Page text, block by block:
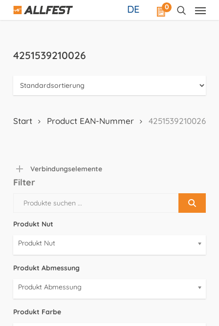
Skip
0
DE
4251539210026
Start Product EAN-Nummer 4251539210026
Verbindungselemente
Filter
Produkt Nut
Produkt Nut
Produkt Abmessung
Produkt Abmessung
Produkt Farbe